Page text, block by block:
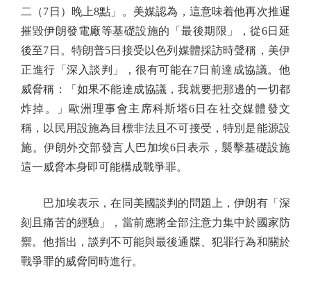
二（7日）晚上8點」。美媒認為，這意味着他再次推遲
摧毀伊朗發電廠等基礎設施的「最後期限」，從6日延
後至7日。特朗普5日接受以色列媒體採訪時聲稱，美伊
正進行「深入談判」，很有可能在7日前達成協議。他
威脅稱：「如果不能達成協議，我就要把那邊的一切都
炸掉。」歐洲理事會主席科斯塔6日在社交媒體發文
稱，以民用設施為目標非法且不可接受，特別是能源設
施。伊朗外交部發言人巴加埃6日表示，襲擊基礎設施
這一威脅本身即可能構成戰爭罪。
巴加埃表示，在同美國談判的問題上，伊朗有「深
刻且痛苦的經驗」，當前應將全部注意力集中於國家防
禦。他指出，談判不可能與最後通牒、犯罪行為和關於
戰爭罪的威脅同時進行。